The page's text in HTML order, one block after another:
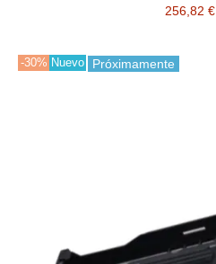
256,82 €
-30% Nuevo Próximamente